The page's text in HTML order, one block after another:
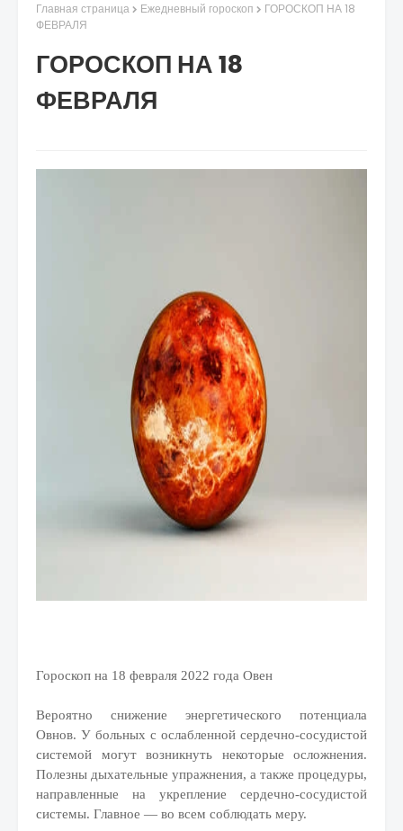
Главная страница Ежедневный гороскоп
ГОРОСКОП НА 18
ФЕВРАЛЯ
ГОРОСКОП НА 18
ФЕВРАЛЯ
Гороскоп на 18 февраля 2022 года Овен
Вероятно снижение энергетического потенциала
Овнов. У больных с ослабленной сердечно-сосудистой
системой могут возникнуть некоторые осложнения.
Полезны дыхательные упражнения, а также процедуры,
направленные на укрепление сердечно-сосудистой
системы. Главное — во всем соблюдать меру.